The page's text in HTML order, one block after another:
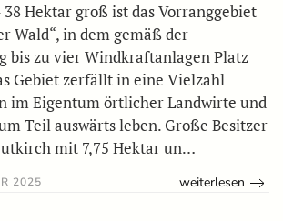
Hektar groß ist das Vorranggebiet
Wald“, in dem gemäß der
bis zu vier Windkraftanlagen Platz
Gebiet zerfällt in eine Vielzahl
im Eigentum örtlicher Landwirte und
Teil auswärts leben. Große Besitzer
mit 7,75 Hektar un…
2025 weiterlesen